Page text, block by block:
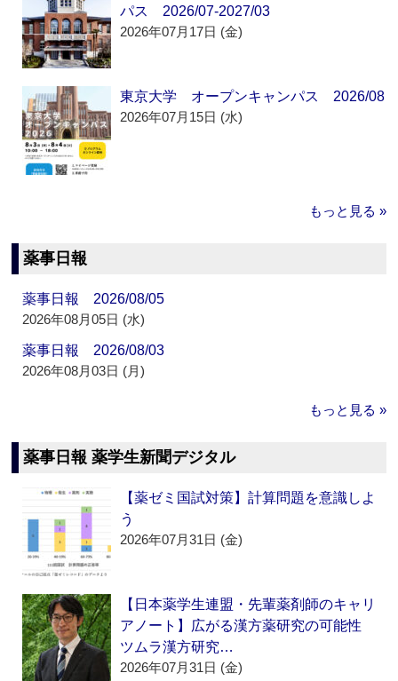
パス 2026/07-2027/03
2026年07月17日 (金)
東京大学 オープンキャンパス 2026/08
2026年07月15日 (水)
もっと見る »
薬事日報
薬事日報 2026/08/05
2026年08月05日 (水)
薬事日報 2026/08/03
2026年08月03日 (月)
もっと見る »
薬事日報 薬学生新聞デジタル
【薬ゼミ国試対策】計算問題を意識しよ
う
2026年07月31日 (金)
【日本薬学生連盟・先輩薬剤師のキャリ
アノート】広がる漢方薬研究の可能性
ツムラ漢方研究…
2026年07月31日 (金)